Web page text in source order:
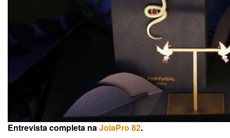
Entrevista completa naJoiaPro 82.